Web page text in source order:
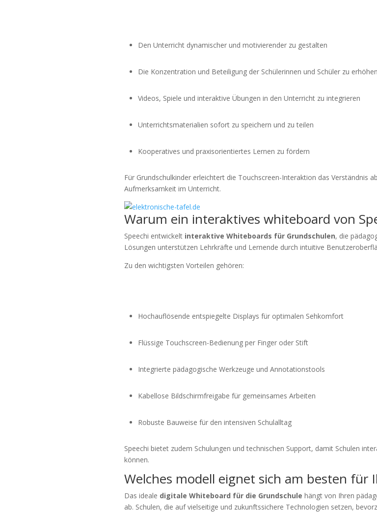
Den Unterricht dynamischer und motivierender zu gestalten
Die Konzentration und Beteiligung der Schülerinnen und Schüler zu erhöhen
Videos, Spiele und interaktive Übungen in den Unterricht zu integrieren
Unterrichtsmaterialien sofort zu speichern und zu teilen
Kooperatives und praxisorientiertes Lernen zu fördern
Für Grundschulkinder erleichtert die Touchscreen-Interaktion das Verständnis
Aufmerksamkeit im Unterricht.
Warum ein interaktives whiteboard von
Speechi entwickelt interaktive Whiteboards für Grundschulen, die
Lösungen unterstützen Lehrkräfte und Lernende durch intuitive
Zu den wichtigsten Vorteilen gehören:
Hochauflösende entspiegelte Displays für optimalen Sehkomfort
Flüssige Touchscreen-Bedienung per Finger oder Stift
Integrierte pädagogische Werkzeuge und Annotationstools
Kabellose Bildschirmfreigabe für gemeinsames Arbeiten
Robuste Bauweise für den intensiven Schulalltag
Speechi bietet zudem Schulungen und technischen Support, damit Schulen
können.
Welches modell eignet sich am besten für
Das ideale digitale Whiteboard für die Grundschule hängt von Ihren
ab. Schulen, die auf vielseitige und zukunftssichere Technologien setzen,